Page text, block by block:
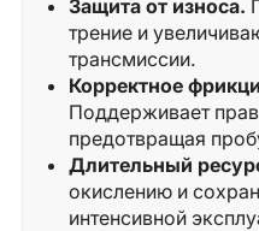
Защита от износа.
трение и
трансмиссии.
Корректное
Поддерживает
предотвращая
Длительный
окислению и
интенсивной